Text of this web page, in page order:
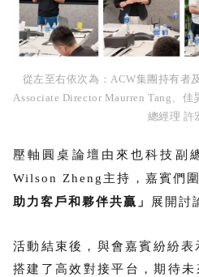
從左至右依次為： ACW集團持有者
Associate Director Maurren Tang、 佳
總經理 許
壓軸圓桌論壇 由 來也科技副
Wilson Zheng 主持，嘉賓們
助力客戶和夥伴共贏」 展開討
活動結束後，與會嘉賓紛紛
搭建了高效對接平台，期待